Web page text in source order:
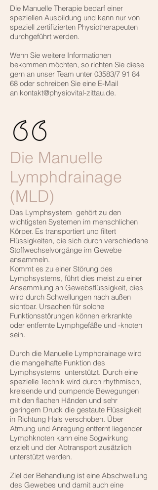
Die Manuelle Therapie bedarf einer
speziellen Ausbildung und kann nur von
speziell zertifizierten Physiotherapeuten
durchgeführt werden.
Wenn Sie weitere Informationen
bekommen möchten, so richten Sie diese
gern an unser Team unter 03583/7 91 84
68 oder schreiben Sie eine E-Mail
an kontakt@physiovital-zittau.de.
Die Manuelle
Lymphdrainage
(MLD)
Das Lymphsystem gehört zu den
wichtigsten Systemen im menschlichen
Körper. Es transportiert und filtert
Flüssigkeiten, die sich durch verschiedene
Stoffwechselvorgänge im Gewebe
ansammeln.
Kommt es zu einer Störung des
Lymphsystems, führt dies meist zu einer
Ansammlung an Gewebsflüssigkeit, dies
wird durch Schwellungen nach außen
sichtbar. Ursachen für solche
Funktionsstörungen können erkrankte
oder entfernte Lymphgefäße und -knoten
sein.
Durch die Manuelle Lymphdrainage wird
die mangelhafte Funktion des
Lymphsystems unterstützt. Durch eine
spezielle Technik wird durch rhythmisch,
kreisende und pumpende Bewegungen
mit den flachen Händen und sehr
geringem Druck die gestaute Flüssigkeit
in Richtung Hals verschoben. Über
Atmung und Anregung entfernt liegender
Lymphknoten kann eine Sogwirkung
erzielt und der Abtransport zusätzlich
unterstützt werden.
Ziel der Behandlung ist eine Abschwellung
des Gewebes und damit auch eine